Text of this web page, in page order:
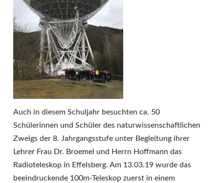
Auch in diesem Schuljahr besuchten ca. 50
Schülerinnen und Schüler des naturwissenschaftlichen
Zweigs der 8. Jahrgangsstufe unter Begleitung ihrer
Lehrer Frau Dr. Broemel und Herrn Hoffmann das
Radioteleskop in Effelsberg. Am 13.03.19 wurde das
beeindruckende 100m-Teleskop zuerst in einem